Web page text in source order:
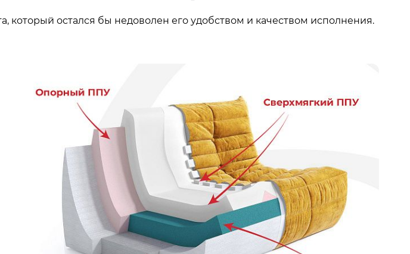
остался бы недоволен его удобством и качеством исполнения.